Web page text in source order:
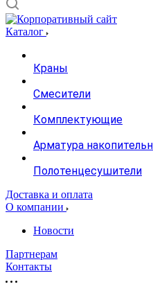
Каталог
Краны
Смесители
Комплектующие
Арматура
Полотенцесушители
Доставка и оплата
О компании
Новости
Партнерам
Контакты